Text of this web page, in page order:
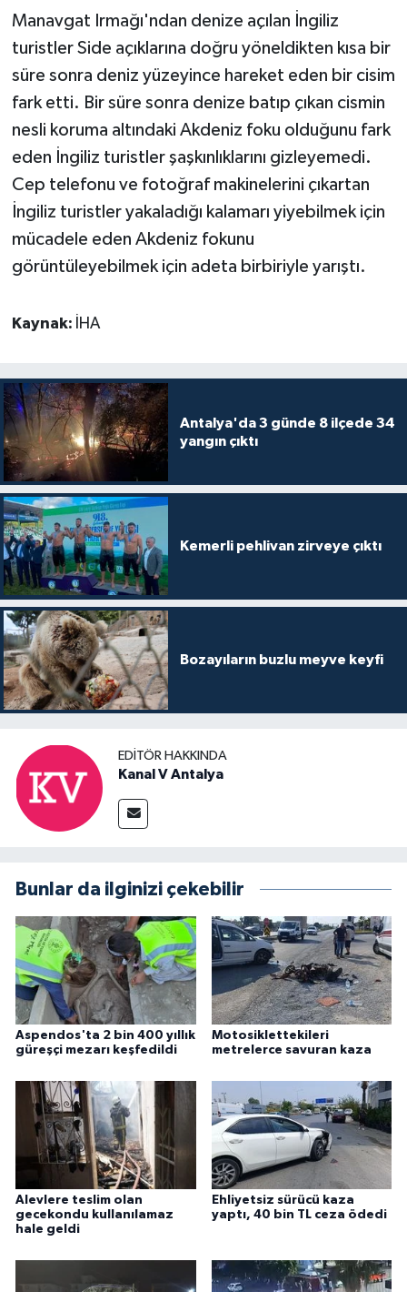
Manavgat Irmağı'ndan denize açılan İngiliz
turistler Side açıklarına doğru yöneldikten kısa bir
süre sonra deniz yüzeyince hareket eden bir cisim
fark etti. Bir süre sonra denize batıp çıkan cismin
nesli koruma altındaki Akdeniz foku olduğunu fark
eden İngiliz turistler şaşkınlıklarını gizleyemedi.
Cep telefonu ve fotoğraf makinelerini çıkartan
İngiliz turistler yakaladığı kalamarı yiyebilmek için
mücadele eden Akdeniz fokunu
görüntüleyebilmek için adeta birbiriyle yarıştı.
Kaynak: İHA
Antalya'da 3 günde 8 ilçede 34
yangın çıktı
Kemerli pehlivan zirveye çıktı
Bozayıların buzlu meyve keyfi
EDITÖR HAKKINDA
Kanal V Antalya
Bunlar da ilginizi çekebilir
Aspendos'ta 2 bin 400 yıllık
güreşçi mezarı keşfedildi
Motosiklettekileri
metrelerce savuran kaza
Alevlere teslim olan
gecekondu kullanılamaz
hale geldi
Ehliyetsiz sürücü kaza
yaptı, 40 bin TL ceza ödedi
Siyaset
Sosyal medya
Spor
Teknoloji
Televizyon
Turizm
Yaşam